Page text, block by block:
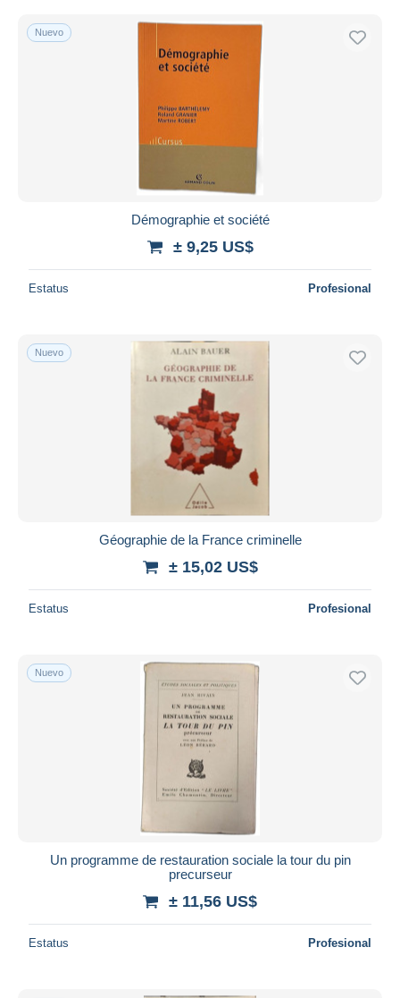
Nuevo
Démographie et société
± 9,25 US$
Estatus Profesional
Nuevo
Géographie de la France criminelle
± 15,02 US$
Estatus Profesional
Nuevo
Un programme de restauration sociale la tour du pin
precurseur
± 11,56 US$
Estatus Profesional